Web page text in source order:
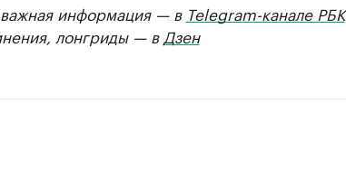
информация — в Telegram-канале РБК
лонгриды — в Дзен